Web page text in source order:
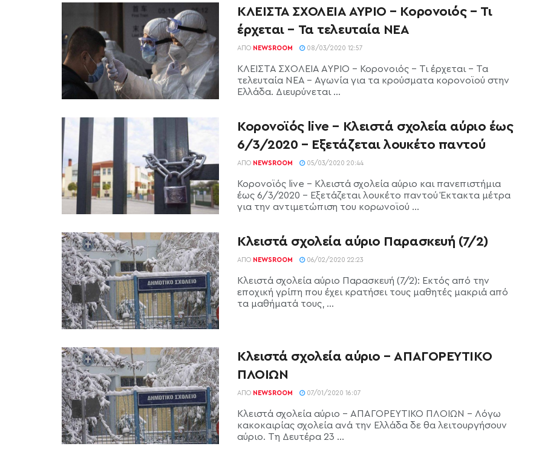
ΚΛΕΙΣΤΑ ΣΧΟΛΕΙΑ ΑΥΡΙΟ – Κορονοιός – Τι
έρχεται – Τα τελευταία ΝΕΑ
ΑΠΌ NEWSROOM 08/03/2020 12:57
ΚΛΕΙΣΤΑ ΣΧΟΛΕΙΑ ΑΥΡΙΟ - Κορονοιός - Τι έρχεται - Τα
τελευταία ΝΕΑ - Αγωνία για τα κρούσματα κορονοϊού στην
Ελλάδα. Διευρύνεται ...
Κορονοϊός live – Κλειστά σχολεία αύριο έως
6/3/2020 – Εξετάζεται λουκέτο παντού
ΑΠΌ NEWSROOM 05/03/2020 20:44
Κορονοϊός live - Κλειστά σχολεία αύριο και πανεπιστήμια
έως 6/3/2020 - Εξετάζεται λουκέτο παντού Έκτακτα μέτρα
για την αντιμετώπιση του κορωνοϊού ...
Κλειστά σχολεία αύριο Παρασκευή (7/2)
ΑΠΌ NEWSROOM 06/02/2020 22:23
Κλειστά σχολεία αύριο Παρασκευή (7/2): Εκτός από την
εποχική γρίπη που έχει κρατήσει τους μαθητές μακριά από
τα μαθήματά τους, ...
Κλειστά σχολεία αύριο – ΑΠΑΓΟΡΕΥΤΙΚΟ
ΠΛΟΙΩΝ
ΑΠΌ NEWSROOM 07/01/2020 16:07
Κλειστά σχολεία αύριο - ΑΠΑΓΟΡΕΥΤΙΚΟ ΠΛΟΙΩΝ - Λόγω
κακοκαιρίας σχολεία ανά την Ελλάδα δε θα λειτουργήσουν
αύριο. Τη Δευτέρα 23 ...